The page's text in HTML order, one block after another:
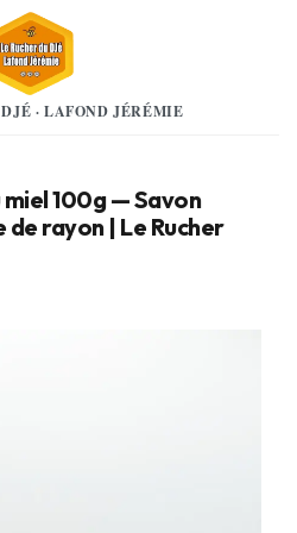
· LAFOND JÉRÉMIE
100g — Savon
rayon | Le Rucher